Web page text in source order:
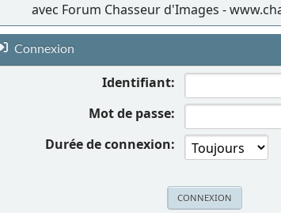
avec Forum Chasseur d'Images -
Connexion
Identifiant:
Mot de passe:
Durée de connexion: